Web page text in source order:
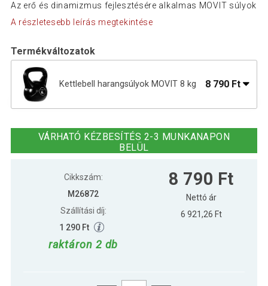
Az erő és dinamizmus fejlesztésére alkalmas MOVIT súlyok
A részletesebb leírás megtekintése
Termékváltozatok
Kettlebell harangsúlyok MOVIT 8 kg 8 790 Ft
Kettlebell harangsúlyok MOVIT 5 kg 5 090 Ft
Kettlebell súlyzó MOVIT 12 kg fekete 11 590 Ft
VÁRHATÓ KÉZBESÍTÉS 2-3 MUNKANAPON
BELÜL
Cikkszám:
M26872
Szállítási díj:
1 290 Ft
raktáron 2 db
8 790 Ft
Nettó ár
6 921,26 Ft